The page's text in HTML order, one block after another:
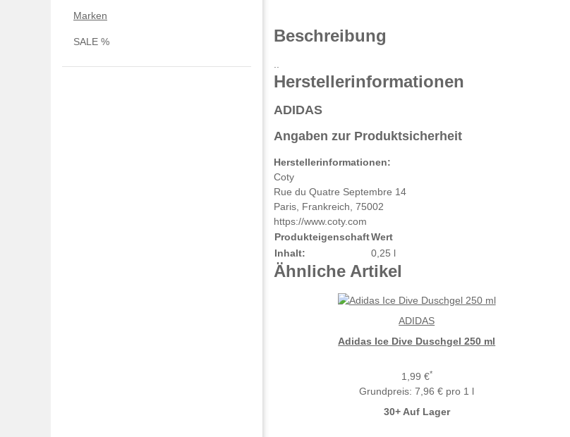
Beschreibung
Herstellerinformationen
ADIDAS
Angaben zur Produktsicherheit
Herstellerinformationen:
Coty
Rue du Quatre Septembre 14
Paris, Frankreich, 75002
https://www.coty.com
ProdukteigenschaftWert
Inhalt:
0,25 l
Ähnliche Artikel
Adidas Ice Dive Duschgel 250 ml
1,99 €*
Grundpreis: 7,96 € pro 1 l
30+ Auf Lager
ADIDAS
Marken
SALE %